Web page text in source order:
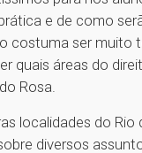
e de como
costuma ser muito
quais áreas do
Rosa.
localidades do
diversos